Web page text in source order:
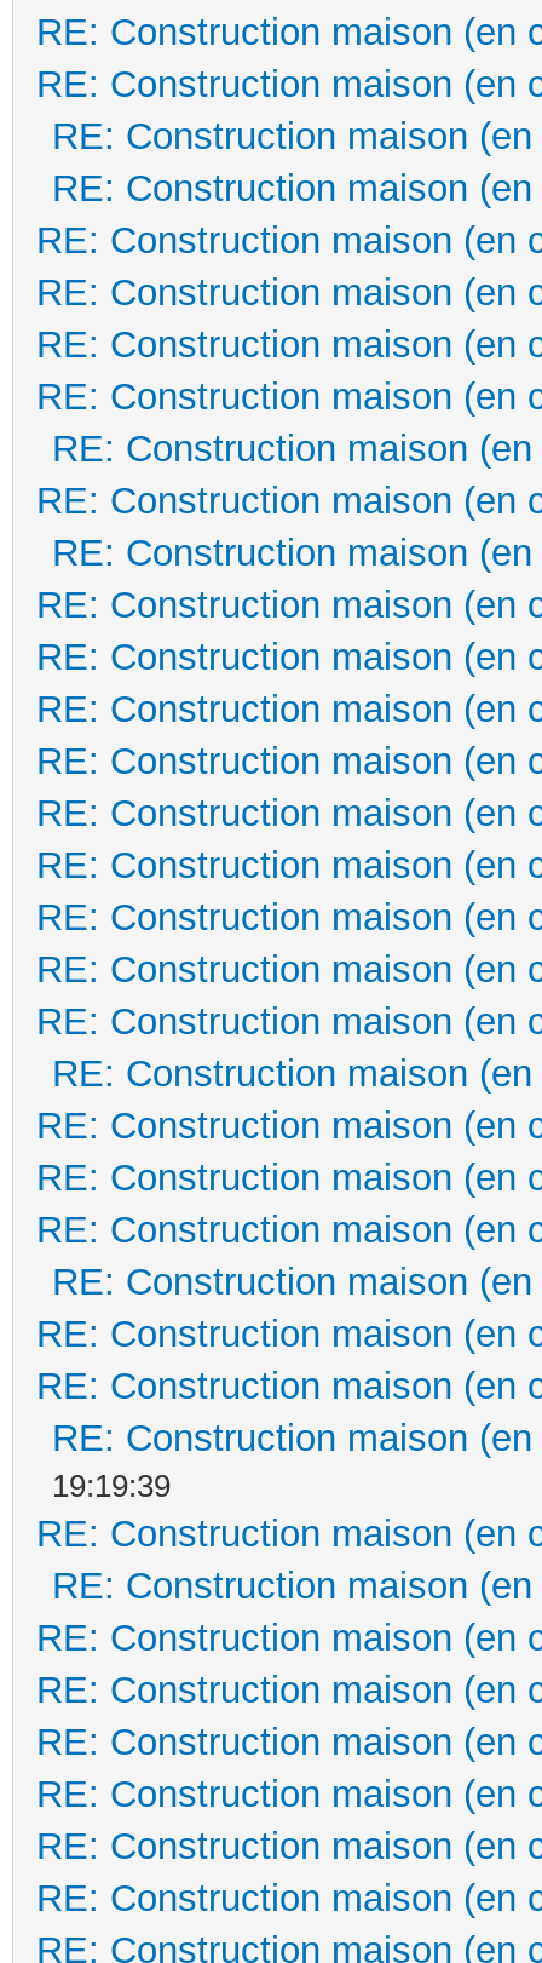
RE: Construction maison (en
RE: Construction maison (en
RE: Construction maison
RE: Construction maison
RE: Construction maison (en
RE: Construction maison (en
RE: Construction maison (en
RE: Construction maison (en
RE: Construction maison
RE: Construction maison (en
RE: Construction maison
RE: Construction maison (en
RE: Construction maison (en
RE: Construction maison (en
RE: Construction maison (en
RE: Construction maison (en
RE: Construction maison (en
RE: Construction maison (en
RE: Construction maison (en
RE: Construction maison (en
RE: Construction maison
RE: Construction maison (en
RE: Construction maison (en
RE: Construction maison (en
RE: Construction maison
RE: Construction maison (en
RE: Construction maison (en
RE: Construction maison
19:19:39
RE: Construction maison (en
RE: Construction maison
RE: Construction maison (en
RE: Construction maison (en
RE: Construction maison (en
RE: Construction maison (en
RE: Construction maison (en
RE: Construction maison (en
RE: Construction maison (en